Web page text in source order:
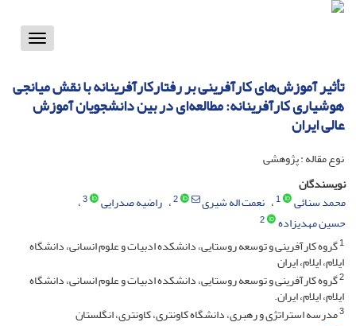
Toggle
تأثیر آموزش‌های کارآفرینی بر رفتارکارآفرینانه با نقش میانجی
هوشیاری کارآفرینانه: مطالعه‌ای در بین دانشجویان آموزش
عالی ایران
نوع مقاله : پژوهشی
نویسندگان
محمد سنائی
1 نعمت اله شیری 2 راضیه صدرایی 3
حسین مهدیزاده
2
1گروه کارآفرینی و توسعه روستایی، دانشکده ادبیات و علوم انسانی، دانشگاه
ایلام، ایلام، ایران
2گروه کارآفرینی و توسعه روستایی، دانشکده ادبیات و علوم انسانی، دانشگاه
ایلام، ایلام، ایران.
3مدرسه استراتژی و رهبری، دانشگاه کاونتری، کاونتری، انگلستان